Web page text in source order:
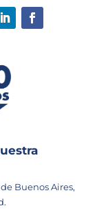
Buenos Aires,